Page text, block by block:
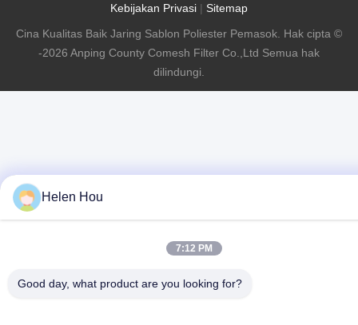
Kebijakan Privasi | Sitemap
Cina Kualitas Baik Jaring Sablon Poliester Pemasok. Hak cipta ©
-2026 Anping County Comesh Filter Co.,Ltd Semua hak
dilindungi.
Helen Hou
7:12 PM
Good day, what product are you looking for?